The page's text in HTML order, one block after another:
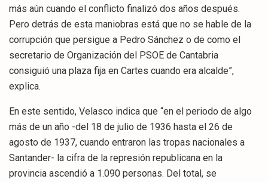
más aún cuando el conflicto finalizó dos años después.
Pero detrás de esta maniobras está que no se hable de la
corrupción que persigue a Pedro Sánchez o de como el
secretario de Organización del PSOE de Cantabria
consiguió una plaza fija en Cartes cuando era alcalde”,
explica.
En este sentido, Velasco indica que “en el periodo de algo
más de un año -del 18 de julio de 1936 hasta el 26 de
agosto de 1937, cuando entraron las tropas nacionales a
Santander- la cifra de la represión republicana en la
provincia ascendió a 1.090 personas. Del total, se